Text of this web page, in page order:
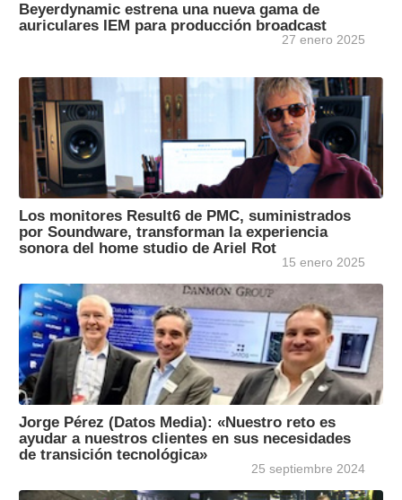
Beyerdynamic estrena una nueva gama de
auriculares IEM para producción broadcast
27 enero 2025
Los monitores Result6 de PMC, suministrados
por Soundware, transforman la experiencia
sonora del home studio de Ariel Rot
15 enero 2025
Jorge Pérez (Datos Media): «Nuestro reto es
ayudar a nuestros clientes en sus necesidades
de transición tecnológica»
25 septiembre 2024